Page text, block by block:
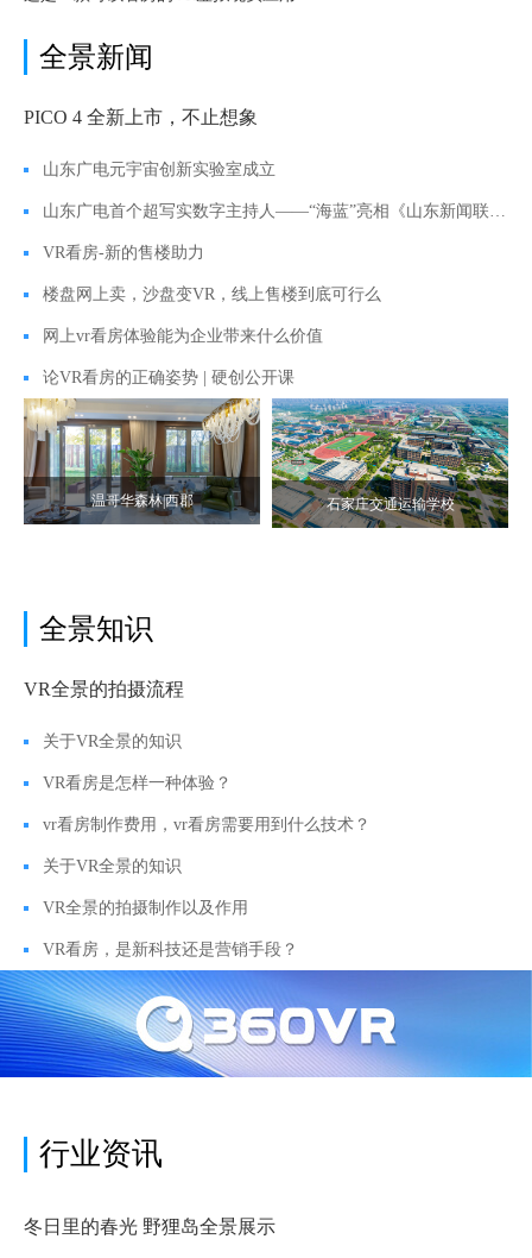
全景新闻
PICO 4 全新上市，不止想象
山东广电元宇宙创新实验室成立
山东广电首个超写实数字主持人——“海蓝”亮相《山东新闻联播》
VR看房-新的售楼助力
楼盘网上卖，沙盘变VR，线上售楼到底可行么
网上vr看房体验能为企业带来什么价值
论VR看房的正确姿势 | 硬创公开课
温哥华森林|西郡 石家庄交通运输学校
全景知识
VR全景的拍摄流程
关于VR全景的知识
VR看房是怎样一种体验？
vr看房制作费用，vr看房需要用到什么技术？
关于VR全景的知识
VR全景的拍摄制作以及作用
VR看房，是新科技还是营销手段？
行业资讯
冬日里的春光 野狸岛全景展示